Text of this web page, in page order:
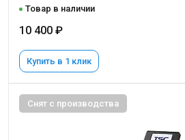
Товар в наличии
10 400 ₽
Купить в 1 клик
Снят с производства